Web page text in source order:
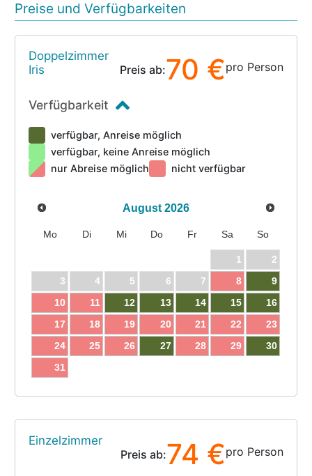
Preise und Verfügbarkeiten
Doppelzimmer
Iris
Preis ab:70 €pro Person
Verfügbarkeit
verfügbar, Anreise möglich
verfügbar, keine Anreise möglich
nur Abreise möglich
nicht verfügbar
August 2026
Mo Di Mi Do Fr Sa So
1
2
3
4 5 6 7 8
9
10
11 12 13 14 15
16
17
18 19 20 21 22
23
24
25 26 27 28 29
30
31
Einzelzimmer
Preis ab:74 €pro Person